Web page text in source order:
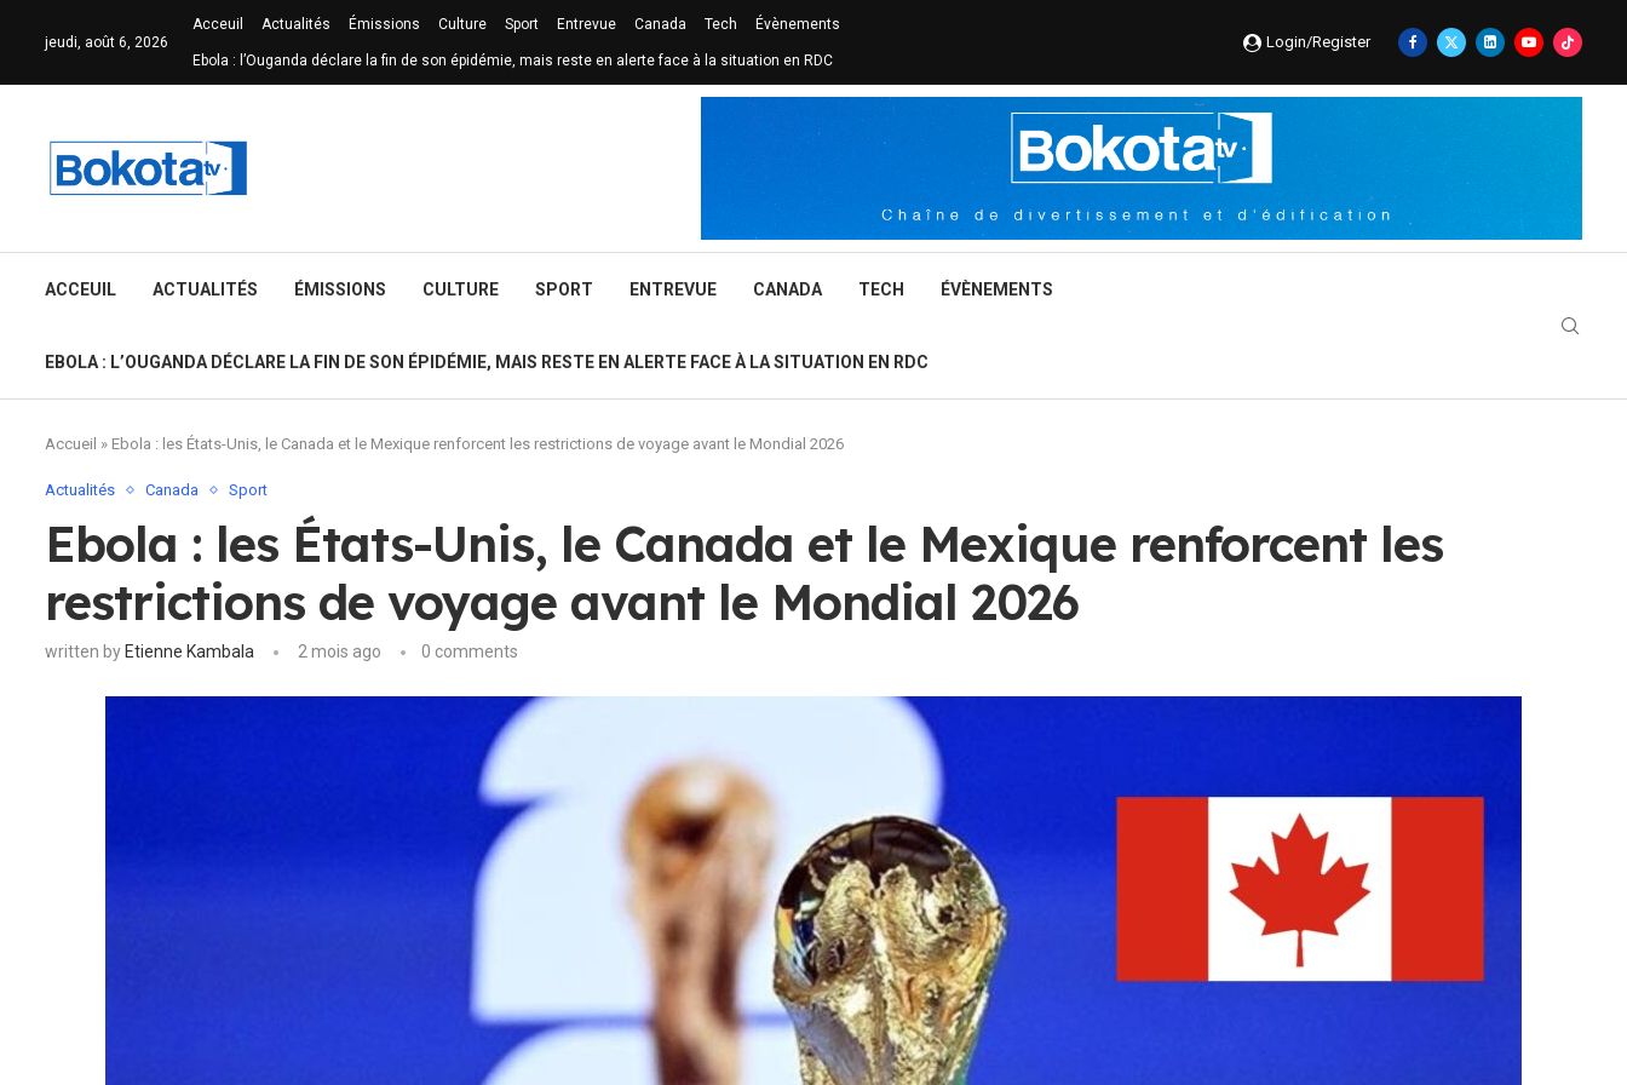
jeudi, août 6, 2026
Acceuil Actualités Émissions Culture Sport Entrevue Canada Tech Évènements
Ebola : l’Ouganda déclare la fin de son épidémie, mais reste en alerte face à la situation en RDC
Login/Register
ACCEUIL ACTUALITÉS ÉMISSIONS CULTURE SPORT ENTREVUE CANADA TECH ÉVÈNEMENTS
EBOLA : L’OUGANDA DÉCLARE LA FIN DE SON ÉPIDÉMIE, MAIS RESTE EN ALERTE FACE À LA SITUATION EN RDC
Accueil » Ebola : les États-Unis, le Canada et le Mexique renforcent les restrictions de voyage avant le Mondial 2026
Actualités Canada Sport
Ebola : les États-Unis, le Canada et le Mexique renforcent les
restrictions de voyage avant le Mondial 2026
written by Etienne Kambala 2 mois ago 0 comments